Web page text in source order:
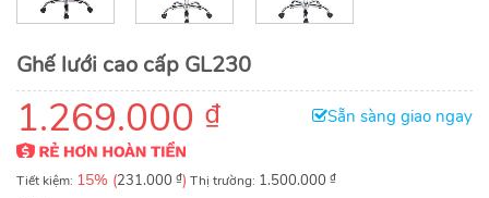
Ghế lưới cao cấp GL230
1.269.000 ₫ Sẵn sàng giao ngay
Tiết kiệm: 15% (231.000 ₫) Thị trường: 1.500.000 ₫